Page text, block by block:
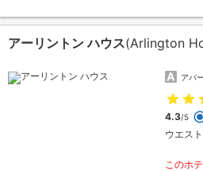
アーリントン ハウス(Arlington
アパ
4.3/5
ウエス
このホ